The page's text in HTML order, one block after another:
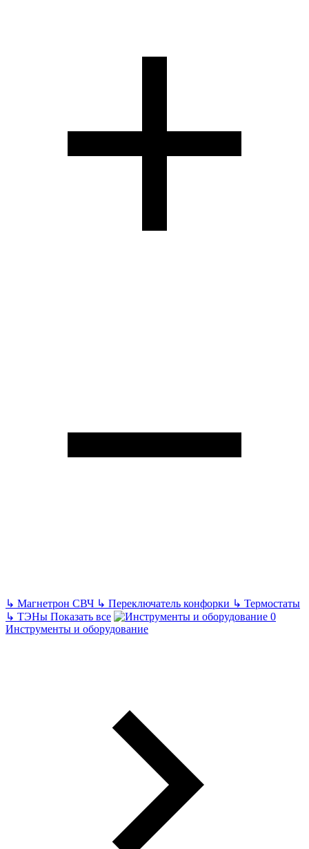
↳ Магнетрон СВЧ ↳ Переключатель конфорки ↳ Термостаты
↳ ТЭНы Показать все
Инструменты и оборудование